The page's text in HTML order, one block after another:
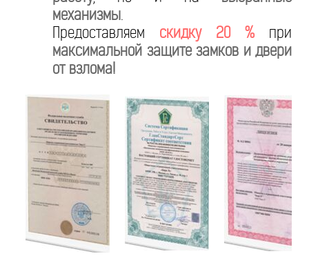
механизмы.
Предоставляем скидку 20 % при
максимальной защите замков и двери
от взлома!